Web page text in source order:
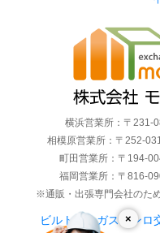
×
横浜営業所：〒231-
相模原営業所：〒252-
町田営業所：〒194-
福岡営業所：〒816-
※通販・出張専門会社のた
ビルトインガスコンロ